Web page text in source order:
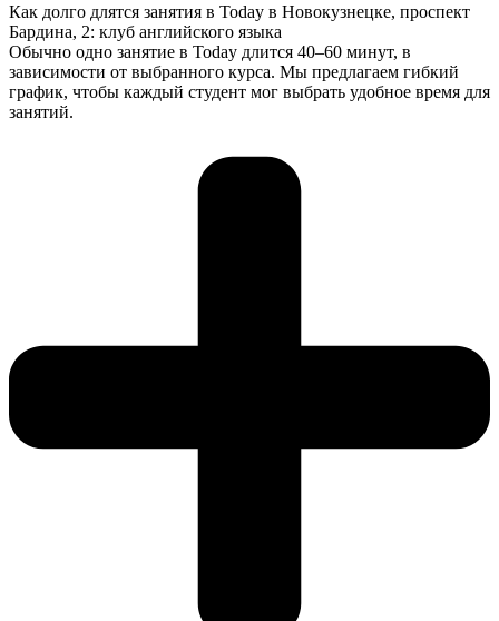
Как долго длятся занятия в Today в Новокузнецке, проспект
Бардина, 2: клуб английского языка
Обычно одно занятие в Today длится 40–60 минут, в
зависимости от выбранного курса. Мы предлагаем гибкий
график, чтобы каждый студент мог выбрать удобное время для
занятий.